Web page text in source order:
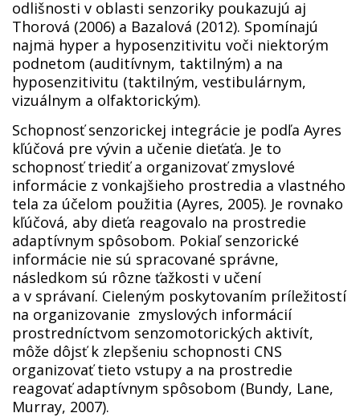
odlišnosti v oblasti senzoriky poukazujú aj
Thorová (2006) a Bazalová (2012). Spomínajú
najmä hyper a hyposenzitivitu voči niektorým
podnetom (auditívnym, taktilným) a na
hyposenzitivitu (taktilným, vestibulárnym,
vizuálnym a olfaktorickým).
Schopnosť senzorickej integrácie je podľa Ayres
kľúčová pre vývin a učenie dieťaťa. Je to
schopnosť triediť a organizovať zmyslové
informácie z vonkajšieho prostredia a vlastného
tela za účelom použitia (Ayres, 2005). Je rovnako
kľúčová, aby dieťa reagovalo na prostredie
adaptívnym spôsobom. Pokiaľ senzorické
informácie nie sú spracované správne,
následkom sú rôzne ťažkosti v učení
a v správaní. Cieleným poskytovaním príležitostí
na organizovanie zmyslových informácií
prostredníctvom senzomotorických aktivít,
môže dôjsť k zlepšeniu schopnosti CNS
organizovať tieto vstupy a na prostredie
reagovať adaptívnym spôsobom (Bundy, Lane,
Murray, 2007).